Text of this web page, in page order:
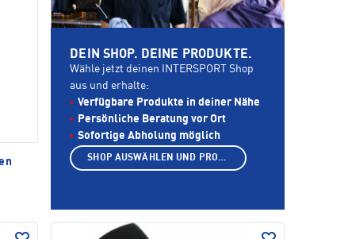
DEIN SHOP. DEINE PRODUKTE.
Wähle jetzt deinen INTERSPORT Shop
aus und erhalte:
Verfügbare Produkte in deiner Nähe
Persönliche Beratung vor Ort
Sofortige Abholung möglich
SHOP AUSWÄHLEN UND PRODUKTE ANZEIGEN